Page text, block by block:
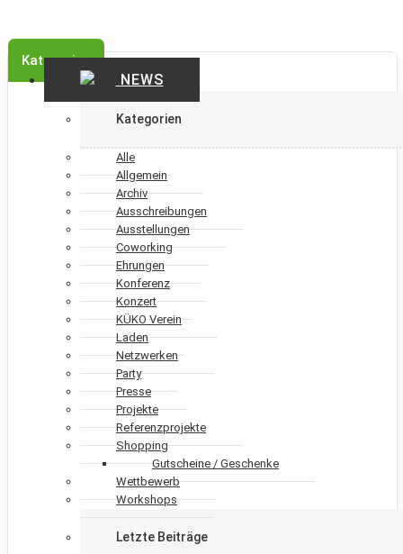
Kategorien
NEWS
Kategorien
Alle
Allgemein
Archiv
Ausschreibungen
Ausstellungen
Coworking
Ehrungen
Konferenz
Konzert
KÜKO Verein
Laden
Netzwerken
Party
Presse
Projekte
Referenzprojekte
Shopping
Gutscheine / Geschenke
Wettbewerb
Workshops
Letzte Beiträge